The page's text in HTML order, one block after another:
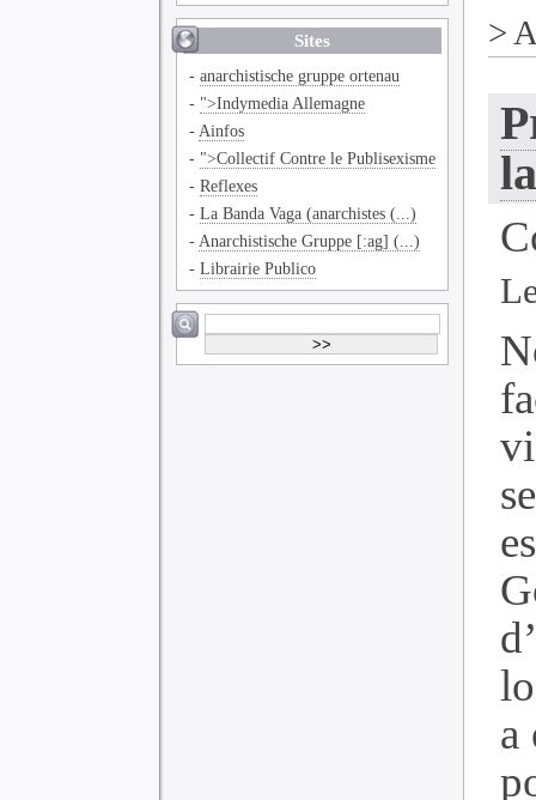
Sites
-anarchistische gruppe ortenau
- ">Indymedia Allemagne
- Ainfos
- ">Collectif Contre le Publisexisme
-Reflexes
-La Banda Vaga (anarchistes (...)
- Anarchistische Gruppe [:ag] (...)
-Librairie Publico
>
a